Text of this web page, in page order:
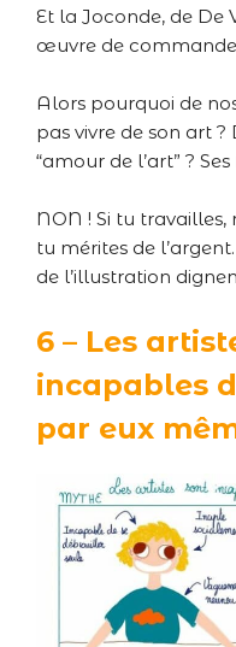
Et la Joconde, de De
œuvre de
Alors pourquoi de
pas vivre de son art
“amour de l’art” ?
NON ! Si tu
tu mérites de
de l’illustration
6 – Les
incapables
par eux